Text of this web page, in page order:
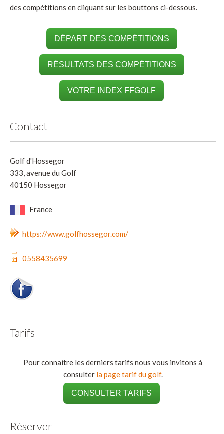
des compétitions en cliquant sur les bouttons ci-dessous.
DÉPART DES COMPÉTITIONS
RÉSULTATS DES COMPÉTITIONS
VOTRE INDEX FFGOLF
Contact
Golf d'Hossegor
333, avenue du Golf
40150 Hossegor
France
https://www.golfhossegor.com/
0558435699
Tarifs
Pour connaitre les derniers tarifs nous vous invitons à
consulter la page tarif du golf.
CONSULTER TARIFS
Réserver